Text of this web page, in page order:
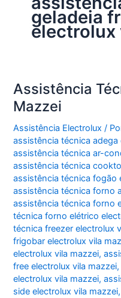
geladeia
electrolux
Assistência
Mazzei
Assistência Electrolux /
assistência técnica
assistência técnica ar-
assistência técnica
assistência técnica fogão
assistência técnica forno
assistência técnica forno
técnica forno elétrico
técnica freezer electrolux
frigobar electrolux vila
electrolux vila mazzei,
free electrolux vila mazzei
electrolux vila mazzei,
side electrolux vila mazzei